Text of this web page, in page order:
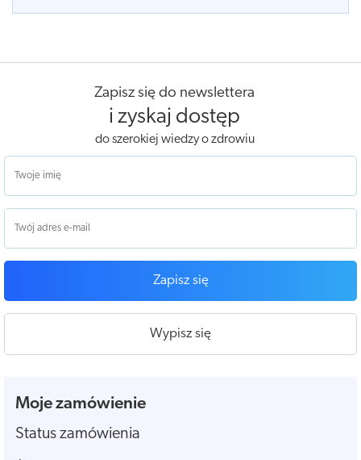
Zapisz się do newslettera
i zyskaj dostęp
do szerokiej wiedzy o zdrowiu
Zapisz się
Wypisz się
Moje zamówienie
Status zamówienia